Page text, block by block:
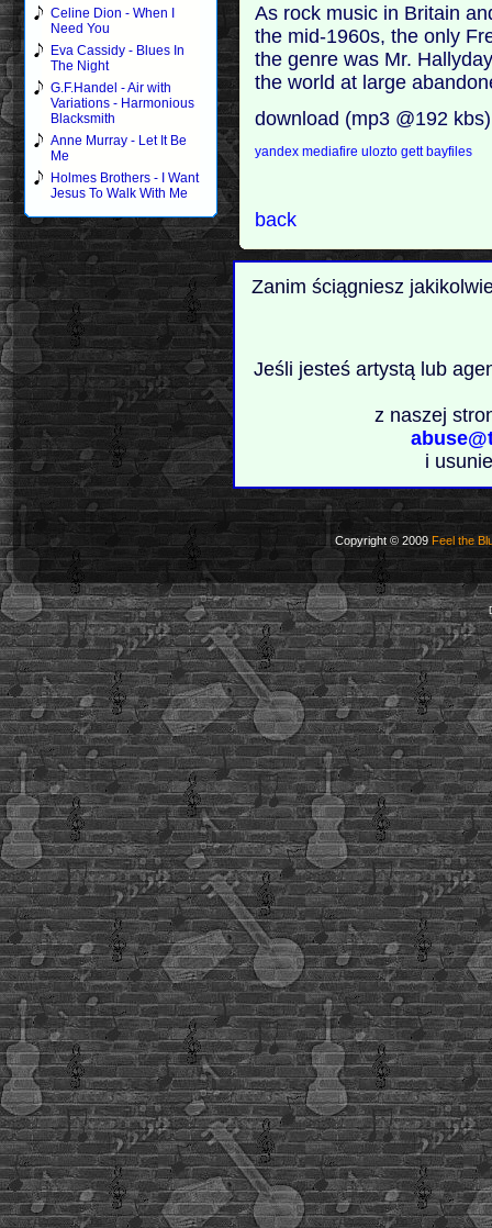
Celine Dion - When I
Need You
Eva Cassidy - Blues In
The Night
G.F.Handel - Air with
Variations - Harmonious
Blacksmith
Anne Murray - Let It Be
Me
Holmes Brothers - I Want
Jesus To Walk With Me
As rock music in Britain
the mid-1960s, the only
the genre was Mr.
the world at large
download (mp3 @192
yandexmediafire uloztogettbayfiles
back
Zanim ściągniesz
Jeśli jesteś artystą lub
z naszej
i
Copyright © 2009 Feel the